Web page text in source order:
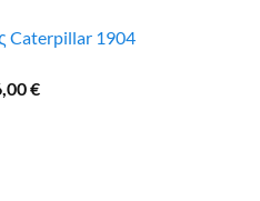
Caterpillar 1904
€